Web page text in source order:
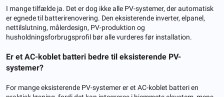
I mange tilfælde ja. Det er dog ikke alle PV-systemer, der automatisk
er egnede til batterirenovering. Den eksisterende inverter, elpanel,
nettilslutning, målerdesign, PV-produktion og
husholdningsforbrugsprofil bør alle vurderes før installation.
Er et AC-koblet batteri bedre til eksisterende PV-
systemer?
For mange eksisterende PV-systemer er et AC-koblet batteri en